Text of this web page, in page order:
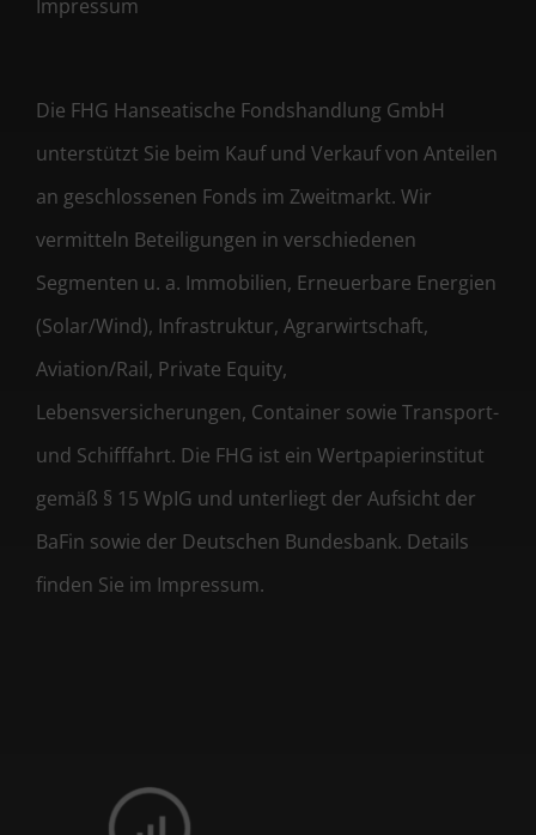
Impressum
Die FHG Hanseatische Fondshandlung GmbH
unterstützt Sie beim Kauf und Verkauf von Anteilen
an geschlossenen Fonds im Zweitmarkt. Wir
vermitteln Beteiligungen in verschiedenen
Segmenten u. a. Immobilien, Erneuerbare Energien
(Solar/Wind), Infrastruktur, Agrarwirtschaft,
Aviation/Rail, Private Equity,
Lebensversicherungen, Container sowie Transport-
und Schifffahrt. Die FHG ist ein Wertpapierinstitut
gemäß § 15 WpIG und unterliegt der Aufsicht der
BaFin sowie der Deutschen Bundesbank. Details
finden Sie im Impressum.